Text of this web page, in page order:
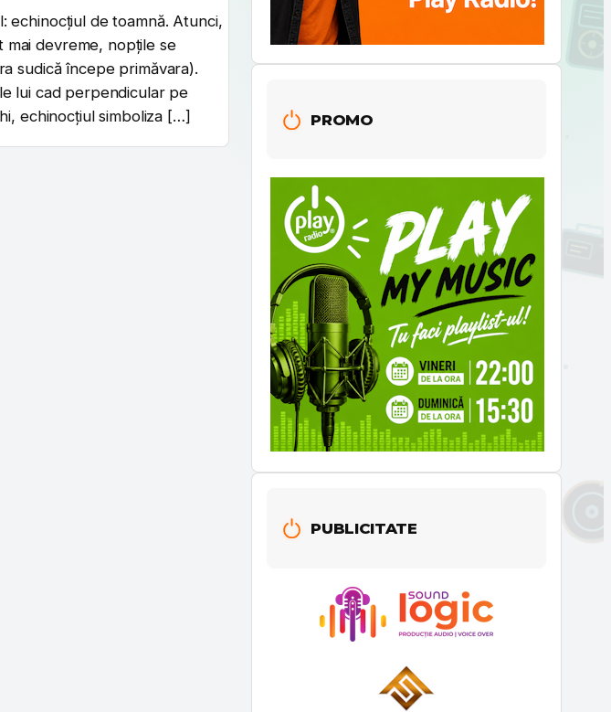
echinocțiul de toamnă. Atunci,
mai devreme, nopțile se
sudică începe primăvara).
lui cad perpendicular pe
echinocțiul simboliza […]
PROMO
PUBLICITATE